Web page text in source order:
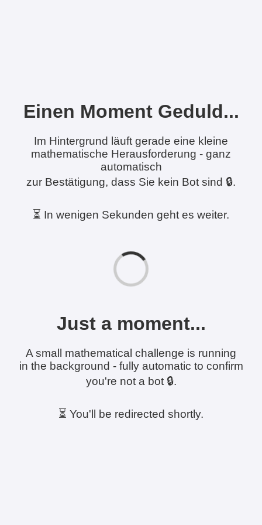
Einen Moment Geduld...
Im Hintergrund läuft gerade eine kleine
mathematische Herausforderung - ganz
automatisch
zur Bestätigung, dass Sie kein Bot sind 🔒.
⏳ In wenigen Sekunden geht es weiter.
Just a moment...
A small mathematical challenge is running
in the background - fully automatic to confirm
you're not a bot 🔒.
⏳ You'll be redirected shortly.